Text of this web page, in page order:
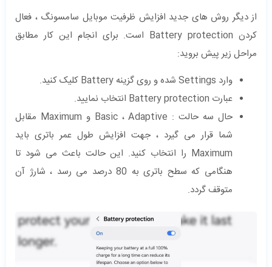
از دیگر روش های جدید افزایش ظرفیت موبایل سامسونگ ، فعال
کردن Battery protection است. برای انجام این کار مطابق
مراحل زیر پیش بروید:
وارد Settings شده و روی گزینه Battery کلیک کنید.
عبارت Battery protection انتخاب نمایید.
حال سه حالت : Basic ، Adaptive و Maximum مقابل
شما قرار می گیرد ، جهت افزایش طول عمر باتری باید
Maximum را انتخاب کنید. این حالت باعث می شود تا
هنگامی که سطح باتری به 80 درصد می رسد ، شارژ آن
متوقف گردد.